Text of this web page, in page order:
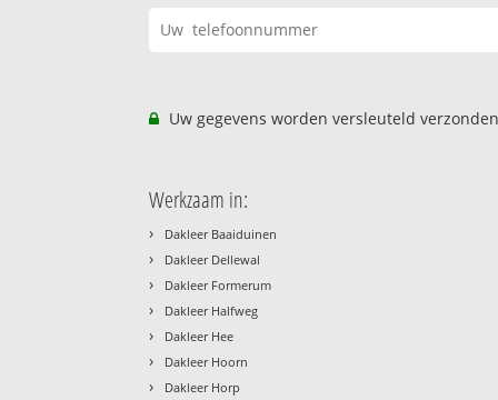
Uw gegevens worden versleuteld
Werkzaam in:
› Dakleer Baaiduinen
› Dakleer Dellewal
› Dakleer Formerum
› Dakleer Halfweg
› Dakleer Hee
› Dakleer Hoorn
› Dakleer Horp